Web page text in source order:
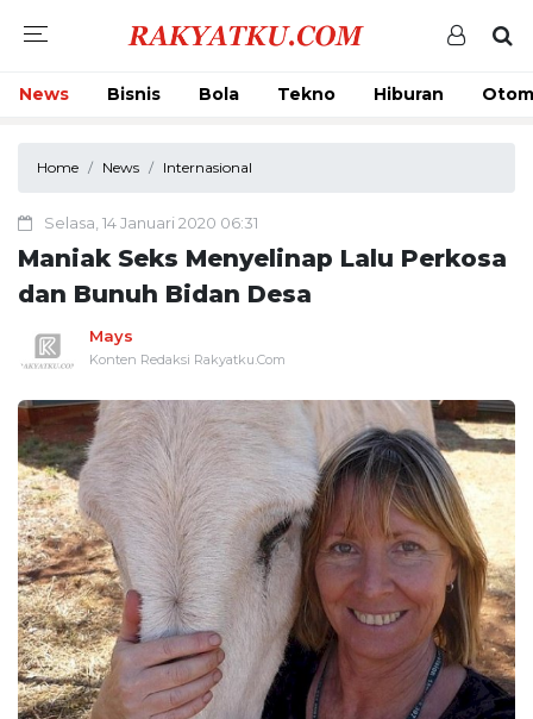
News Bisnis Bola Tekno Hiburan
Home News Internasional
Selasa, 14 Januari 2020 06:31
Maniak Seks Menyelinap Lalu Perkosa
dan Bunuh Bidan Desa
Mays
Konten Redaksi Rakyatku.Com